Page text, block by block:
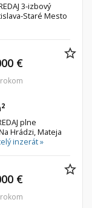
3-izbový
Staré Mesto
2
plne
Hrádzi, Mateja
inzerát »
€
€